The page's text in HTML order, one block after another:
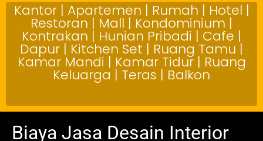
Kantor | Apartemen | Rumah | Hotel |
Restoran | Mall | Kondominium |
Kontrakan | Hunian Pribadi | Cafe |
Dapur | Kitchen Set | Ruang Tamu |
Kamar Mandi | Kamar Tidur | Ruang
Keluarga | Teras | Balkon
Biaya Jasa Desain Interior